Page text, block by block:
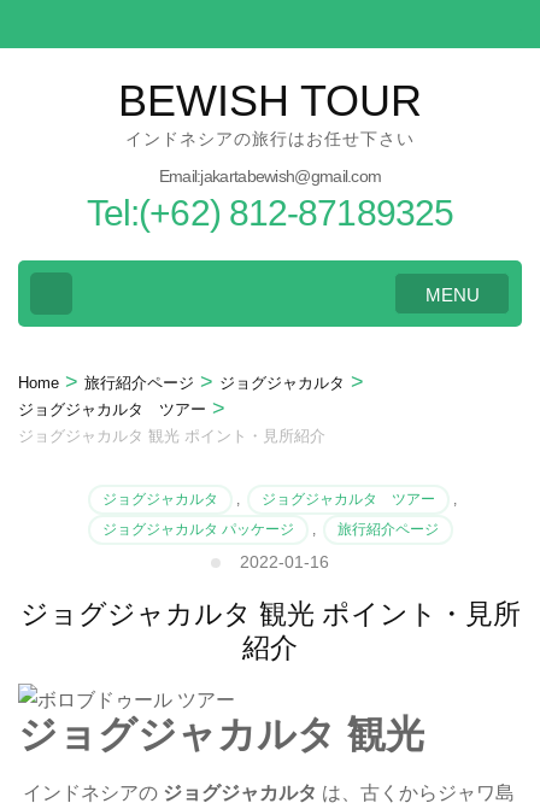
to
BEWISH TOUR
インドネシアの旅行はお任せ下さい
Email:jakartabewish@gmail.com
Tel:(+62) 812-87189325
MENU
Home > 旅行紹介ページ > ジョグジャカルタ >
ジョグジャカルタ ツアー >
ジョグジャカルタ 観光 ポイント・見所紹介
ジョグジャカルタ , ジョグジャカルタ ツアー
,
ジョグジャカルタ パッケージ
, 旅行紹介ページ
2022-01-16
ジョグジャカルタ 観光 ポイント・見所
紹介
ジョグジャカルタ 観光
インドネシアの ジョグジャカルタ は、古くからジャワ島